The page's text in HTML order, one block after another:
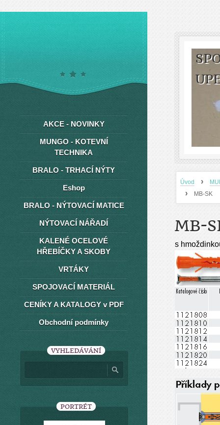
Úvod ›
› MB-SK
MB-
s
AKCE - NOVINKY
MUNGO - KOTEVNÍ
TECHNIKA
BRALO - TRHACÍ NÝTY
Eshop
BRALO - NÝTOVACÍ MATICE
NÝTOVACÍ NÁŘADÍ
KALENÉ OCELOVÉ
HŘEBÍČKY A SKOBY
VRTÁKY
SPOJOVACÍ MATERIÁL
CENÍKY A KATALOGY v PDF
Obchodní podmínky
VYHLEDÁVÁNÍ
PORTRÉT